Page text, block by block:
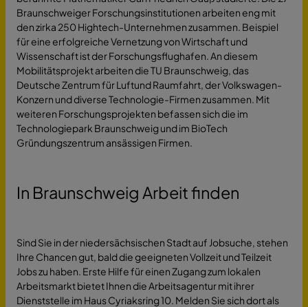
Braunschweiger Forschungsinstitutionen arbeiten eng mit
den zirka 250 Hightech-Unternehmen zusammen. Beispiel
für eine erfolgreiche Vernetzung von Wirtschaft und
Wissenschaft ist der Forschungsflughafen. An diesem
Mobilitätsprojekt arbeiten die TU Braunschweig, das
Deutsche Zentrum für Luftund Raumfahrt, der Volkswagen-
Konzern und diverse Technologie-Firmen zusammen. Mit
weiteren Forschungsprojekten befassen sich die im
Technologiepark Braunschweig und im BioTech
Gründungszentrum ansässigen Firmen.
In Braunschweig Arbeit finden
Sind Sie in der niedersächsischen Stadt auf Jobsuche, stehen
Ihre Chancen gut, bald die geeigneten Vollzeit und Teilzeit
Jobs zu haben. Erste Hilfe für einen Zugang zum lokalen
Arbeitsmarkt bietet Ihnen die Arbeitsagentur mit ihrer
Dienststelle im Haus Cyriaksring 10. Melden Sie sich dort als